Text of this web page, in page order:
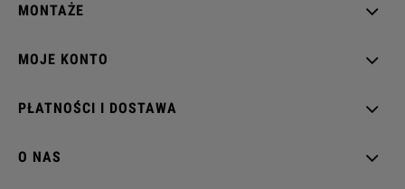
MONTAŻE
MOJE KONTO
PŁATNOŚCI I DOSTAWA
O NAS